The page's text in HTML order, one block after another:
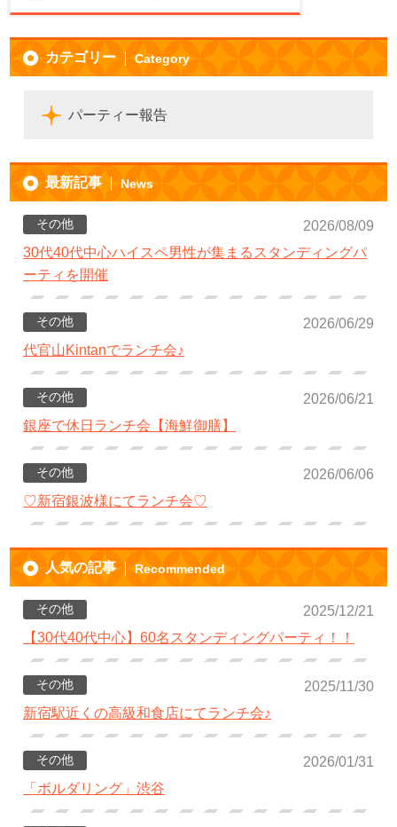
カテゴリー Category
パーティー報告
最新記事 News
その他
2026/08/09
30代40代中心ハイスペ男性が集まるスタンディングパ
ーティを開催
その他
2026/06/29
代官山Kintanでランチ会♪
その他
2026/06/21
銀座で休日ランチ会【海鮮御膳】
その他
2026/06/06
♡新宿銀波様にてランチ会♡
人気の記事 Recommended
その他
2025/12/21
【30代40代中心】60名スタンディングパーティ！！
その他
2025/11/30
新宿駅近くの高級和食店にてランチ会♪
その他
2026/01/31
「ボルダリング」渋谷